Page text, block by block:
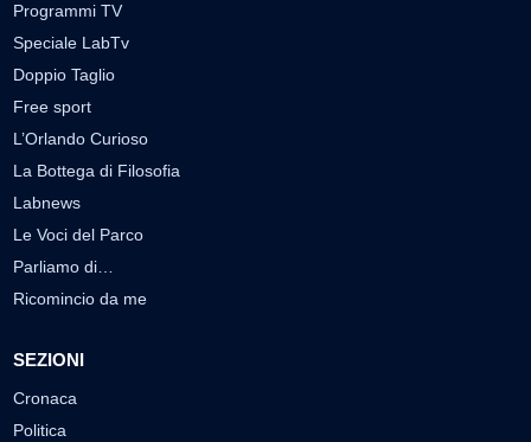
Programmi TV
Speciale LabTv
Doppio Taglio
Free sport
L’Orlando Curioso
La Bottega di Filosofia
Labnews
Le Voci del Parco
Parliamo di…
Ricomincio da me
SEZIONI
Cronaca
Politica